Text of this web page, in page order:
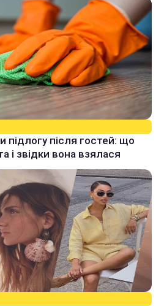
після гостей: що
і звідки вона взялася